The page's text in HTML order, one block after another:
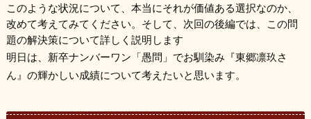
このような状況について、本当にそれが価値ある選択なのか、
改めて考えてみてください。そして、次回の後編では、この問
題の解決策について詳しく説明します
明日は、新卒ナンバーワン「愚問」でお馴染み『東郷凛玖さ
ん』の輝かしい成績について考えたいと思います。